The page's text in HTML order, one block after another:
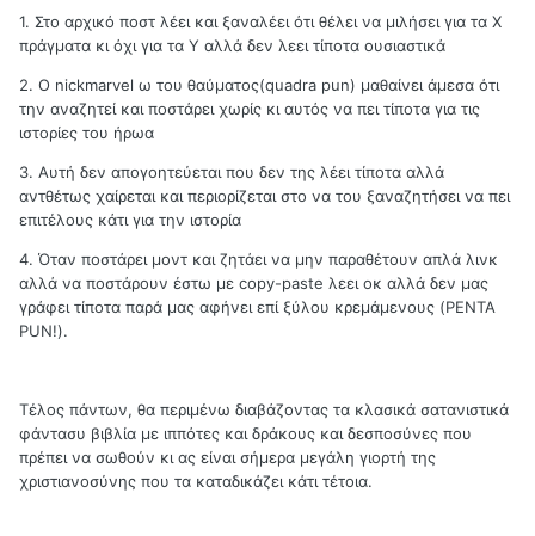
1. Στο αρχικό ποστ λέει και ξαναλέει ότι θέλει να μιλήσει για τα Χ
πράγματα κι όχι για τα Υ αλλά δεν λεει τίποτα ουσιαστικά
2. Ο nickmarvel ω του θαύματος(quadra pun) μαθαίνει άμεσα ότι
την αναζητεί και ποστάρει χωρίς κι αυτός να πει τίποτα για τις
ιστορίες του ήρωα
3. Αυτή δεν απογοητεύεται που δεν της λέει τίποτα αλλά
αντθέτως χαίρεται και περιορίζεται στο να του ξαναζητήσει να πει
επιτέλους κάτι για την ιστορία
4. Όταν ποστάρει μοντ και ζητάει να μην παραθέτουν απλά λινκ
αλλά να ποστάρουν έστω με copy-paste λεει οκ αλλά δεν μας
γράφει τίποτα παρά μας αφήνει επί ξύλου κρεμάμενους (PENTA
PUN!).
Τέλος πάντων, θα περιμένω διαβάζοντας τα κλασικά σατανιστικά
φάντασυ βιβλία με ιππότες και δράκους και δεσποσύνες που
πρέπει να σωθούν κι ας είναι σήμερα μεγάλη γιορτή της
χριστιανοσύνης που τα καταδικάζει κάτι τέτοια.